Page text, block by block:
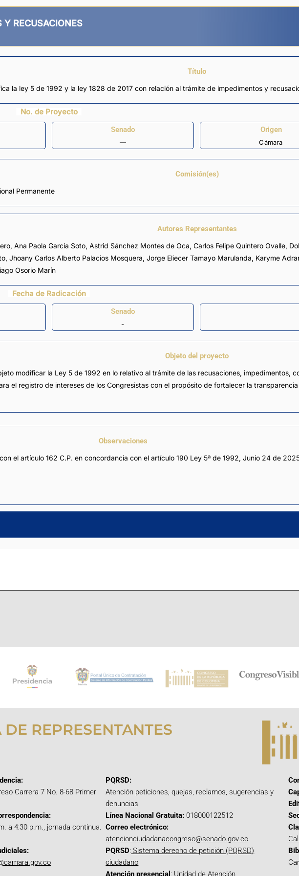
Y RECUSACIONES
Título
la ley 5 de 1992 y la ley 1828 de 2017 con relación al trámite de impedimentos y
No. de Proyecto
Senado
—
Origen
Cámara
Comisión(es)
Permanente
Autores Representantes
, Ana Paola García Soto, Astrid Sánchez Montes de Oca, Carlos Felipe Quintero Ovalle,
, Jhoany Carlos Alberto Palacios Mosquera, Jorge Eliecer Tamayo Marulanda, Karyme
Osorio Marín
Fecha de Radicación
Senado
-
Objeto del proyecto
modificar la Ley 5 de 1992 en lo relativo al trámite de las recusaciones, impedimentos,
el registro de intereses de los Congresistas con el propósito de fortalecer la
Observaciones
el artículo 162 C.P. en concordancia con el artículo 190 Ley 5ª de 1992, Junio 24 de
REPRESENTANTES
Carrera 7 No. 8-68 Primer
a 4:30 p.m., jornada continua.
PQRSD:
Atención peticiones, quejas, reclamos, sugerencias y
denuncias
Línea Nacional Gratuita: 018000122512
Correo electrónico:
atencionciudadanacongreso@senado.gov.co
PQRSD: Sistema derecho de petición (PQRSD)
ciudadano
Atención presencial : Unidad de Atención